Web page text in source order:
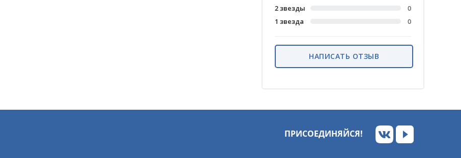
2 звезды
0
1 звезда
0
НАПИСАТЬ ОТЗЫВ
ПРИСОЕДИНЯЙСЯ!